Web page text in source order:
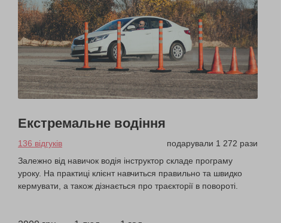
Екстремальне водіння
136 відгуків
подарували 1 272 рази
Залежно від навичок водія інструктор складе програму
уроку. На практиці клієнт навчиться правильно та швидко
кермувати, а також дізнається про траєкторії в повороті.